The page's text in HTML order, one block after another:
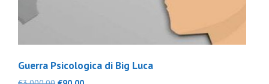
Guerra Psicologica di Big Luca